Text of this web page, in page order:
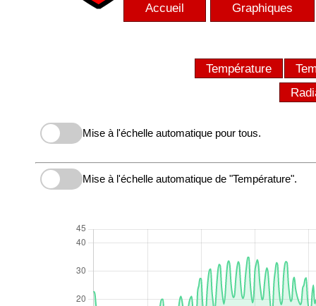
Accueil Graphiques
Température
Mise à l'échelle automatique pour tous.
Mise à l'échelle automatique de "Température".